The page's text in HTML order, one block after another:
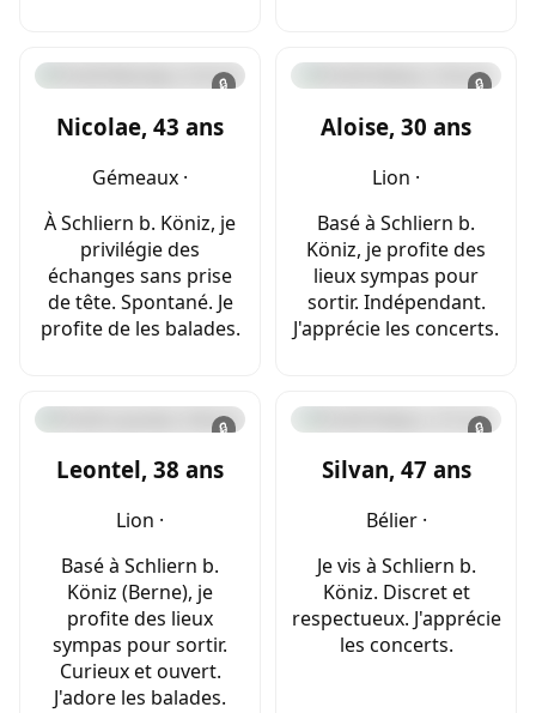
🔒
Nicolae, 43 ans
Gémeaux ·
À Schliern b. Köniz, je
privilégie des
échanges sans prise
de tête. Spontané. Je
profite de les balades.
🔒
Aloise, 30 ans
Lion ·
Basé à Schliern b.
Köniz, je profite des
lieux sympas pour
sortir. Indépendant.
J'apprécie les concerts.
🔒
Leontel, 38 ans
Lion ·
Basé à Schliern b.
Köniz (Berne), je
profite des lieux
sympas pour sortir.
Curieux et ouvert.
J'adore les balades.
🔒
Silvan, 47 ans
Bélier ·
Je vis à Schliern b.
Köniz. Discret et
respectueux. J'apprécie
les concerts.